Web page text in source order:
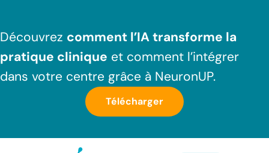
Découvrez comment l’IA transforme la
pratique clinique et comment l’intégrer
dans votre centre grâce à NeuronUP.
Télécharger